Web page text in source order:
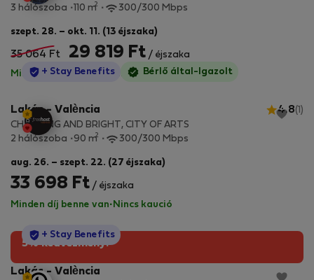
3 hálószoba
110 m2 300/300 Mbps
szept. 28. – okt. 11. (13 éjszaka)
35 064 Ft 29 819 Ft / éjszaka
Minden díj benne van·Nincs kaució
StayProtection
+ Stay Benefits Bérlő által-Igazolt
Lakás - València 4.8(1)
CHARMING AND BRIGHT, CITY OF ARTS
2 hálószoba
90 m2 300/300 Mbps
aug. 26. – szept. 22. (27 éjszaka)
33 698 Ft / éjszaka
Minden díj benne van· Nincs kaució
5% kedvezmény!
StayProtection
+ Stay Benefits
Lakás - València